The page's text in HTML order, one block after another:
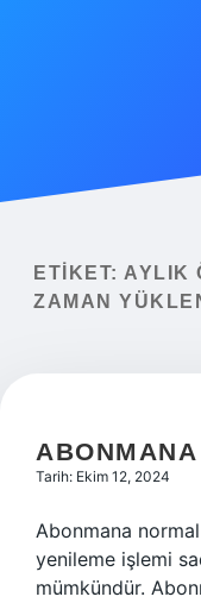
Yasal Uyarı
ETIKET: AYLIK
ZAMAN
Tarih: Ekim 12, 2024
Abonmana
yenileme işlemi
mümkündür.